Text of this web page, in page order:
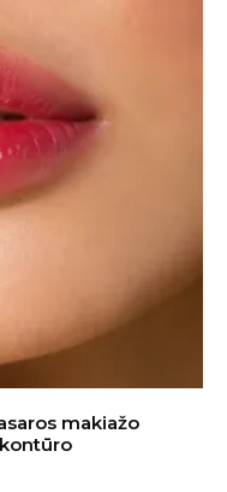
makiažo